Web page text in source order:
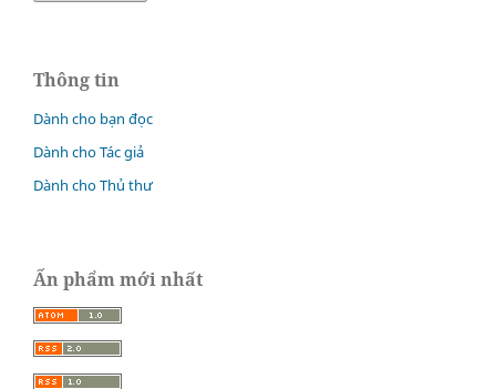
Thông tin
Dành cho bạn đọc
Dành cho Tác giả
Dành cho Thủ thư
Ấn phẩm mới nhất